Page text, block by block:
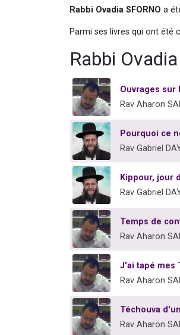
Rabbi Ovadia SFORNO a
Parmi ses livres qui ont été
Rabbi
Ouvrages sur
Rav Aharon
Pourquoi ce
Rav Gabriel
Kippour, jour
Rav Gabriel
Temps de
Rav Aharon
J'ai tapé mes
Rav Aharon
Téchouva
Rav Aharon